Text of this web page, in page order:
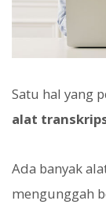
Satu hal yang
alat
Ada banyak
mengunggah